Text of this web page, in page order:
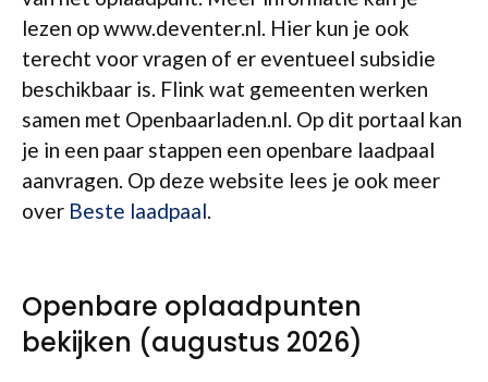
lezen op www.deventer.nl. Hier kun je ook
terecht voor vragen of er eventueel subsidie
beschikbaar is. Flink wat gemeenten werken
samen met Openbaarladen.nl. Op dit portaal kan
je in een paar stappen een openbare laadpaal
aanvragen. Op deze website lees je ook meer
over Beste laadpaal.
Openbare oplaadpunten
bekijken (augustus 2026)